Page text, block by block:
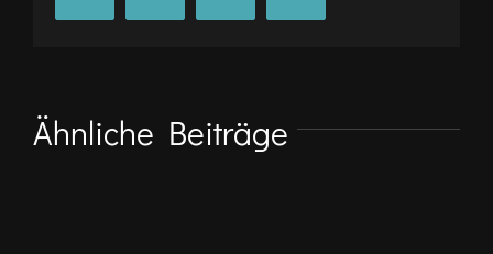
Ähnliche Beiträge